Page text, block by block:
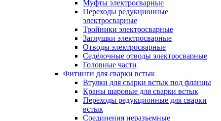
Муфты электросварные
Переходы редукционные
электросварные
Тройники электросварные
Заглушки электросварные
Отводы электросварные
Седёлочные отводы электросварные
Головные части
Фитинги для сварки встык
Втулки для сварки встык под фланцы
Краны шаровые для сварки встык
Переходы редукционные для сварки
встык
Соединения неразъемные